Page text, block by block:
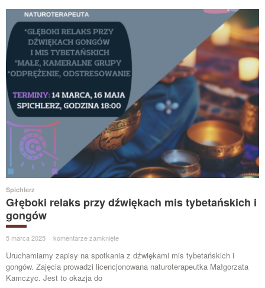
Spichlerz
Głęboki relaks przy dźwiękach mis tybetańskich i
gongów
5 marca 2025 · komentarze zamknięte ·
Uruchamiamy zapisy na spotkania z dźwiękami mis tybetańskich i
gongów. Zajęcia prowadzi licencjonowana naturoterapeutka Małgorzata
Kamczyc. Jest to okazja do